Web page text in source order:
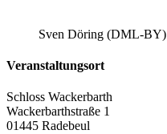
Sven Döring (DML-BY)
Veranstaltungsort
Schloss Wackerbarth
Wackerbarthstraße 1
01445 Radebeul